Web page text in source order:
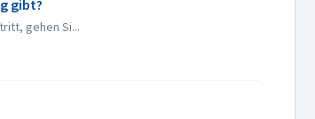
gibt?
gehen Si...